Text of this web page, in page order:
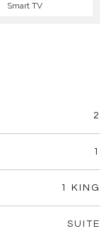
Smart TV
2
1
1 KING
SUITE